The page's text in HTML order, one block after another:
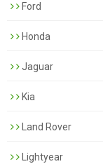
Ford
Honda
Jaguar
Kia
Land Rover
Lightyear